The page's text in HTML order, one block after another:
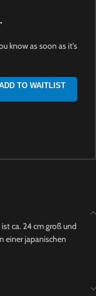
know as soon as it's
TO WAITLIST
ca. 24 cm groß und
einer japanischen